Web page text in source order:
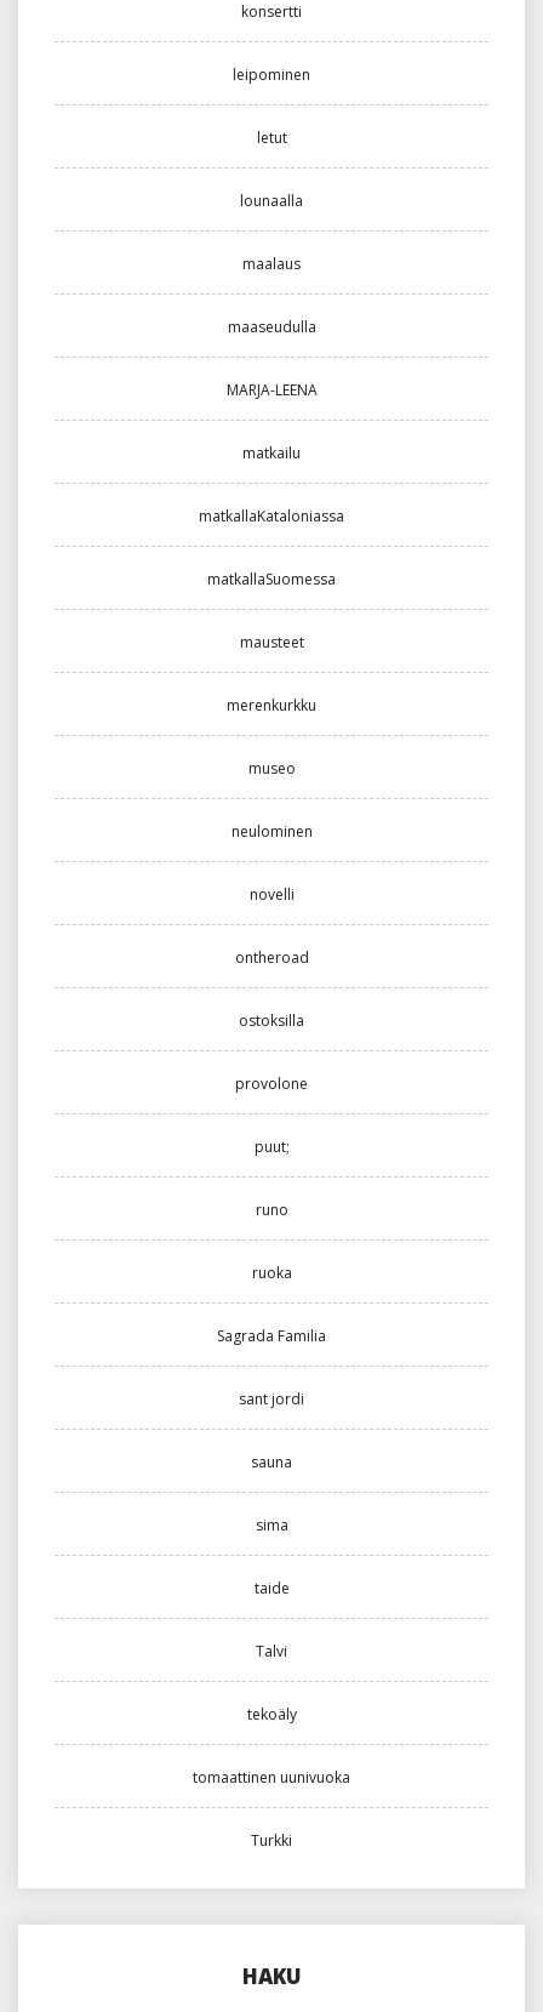
konsertti
leipominen
letut
lounaalla
maalaus
maaseudulla
MARJA-LEENA
matkailu
matkallaKataloniassa
matkallaSuomessa
mausteet
merenkurkku
museo
neulominen
novelli
ontheroad
ostoksilla
provolone
puut;
runo
ruoka
Sagrada Familia
sant jordi
sauna
sima
taide
Talvi
tekoäly
tomaattinen uunivuoka
Turkki
HAKU